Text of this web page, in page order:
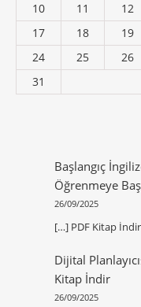
10
11 12
17
18 19
24
25 26
31
Başlangıç
Öğrenmeye
26/09/2025
[…] PDF Kitap
Dijital
Kitap İndir
26/09/2025